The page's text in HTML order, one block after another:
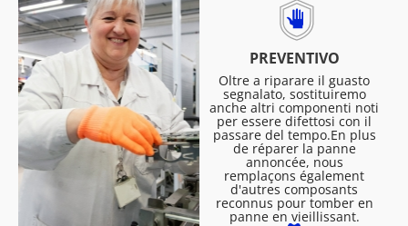
PREVENTIVO
Oltre a riparare il guasto
segnalato, sostituiremo
anche altri componenti noti
per essere difettosi con il
passare del tempo.En plus
de réparer la panne
annoncée, nous
remplaçons également
d'autres composants
reconnus pour tomber en
panne en vieillissant.